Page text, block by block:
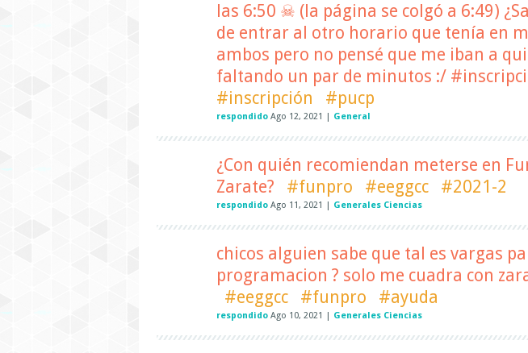
las 6:50 ☠ (la página se colgó a 6:49)
de entrar al otro horario que tenía en
ambos pero no pensé que me iban a
faltando un par de minutos :/
#inscripción
#pucp
respondido Ago 12, 2021 General
¿Con quién recomiendan meterse en
Zarate?
#funpro #eeggcc #2021-2
respondido Ago 11, 2021 Generales Ciencias
chicos alguien sabe que tal es vargas
programacion ? solo me cuadra con
#eeggcc
#funpro #ayuda
respondido Ago 10, 2021 Generales Ciencias